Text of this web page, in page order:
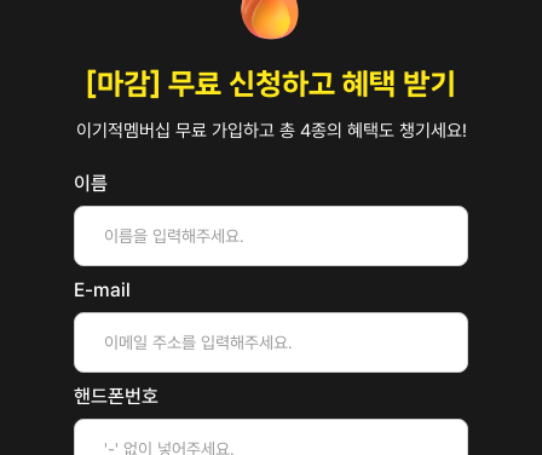
[마감] 무료 신청하고 혜택 받기
이기적멤버십 무료 가입하고 총 4종의 혜택도 챙기세요!
이름
E-mail
핸드폰번호